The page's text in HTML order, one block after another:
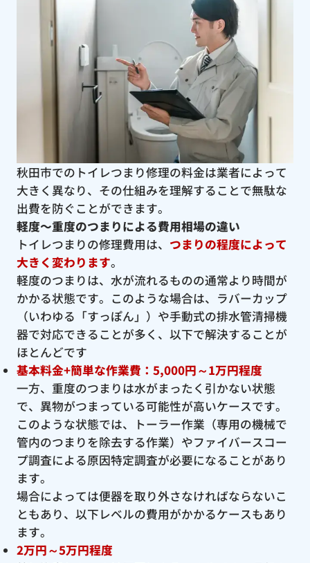
秋田市でのトイレつまり修理の料金は業者によって
大きく異なり、その仕組みを理解することで無駄な
出費を防ぐことができます。
軽度〜重度のつまりによる費用相場の違い
トイレつまりの修理費用は、 つまりの程度によって
大きく変わります。
軽度のつまりは、水が流れるものの通常より時間が
かかる状態です。このような場合は、ラバーカップ
（いわゆる「すっぽん」）や手動式の排水管清掃機
器で対応できることが多く、以下で解決することが
ほとんどです
基本料金+簡単な作業費：5,000円～1万円程度
一方、重度のつまりは水がまったく引かない状態
で、異物がつまっている可能性が高いケースです。
このような状態では、トーラー作業（専用の機械で
管内のつまりを除去する作業）やファイバースコー
プ調査による原因特定調査が必要になることがあり
ます。
場合によっては便器を取り外さなければならないこ
ともあり、以下レベルの費用がかかるケースもあり
ます。
2万円～5万円程度